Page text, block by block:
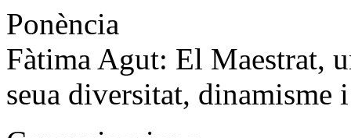
Ponència
Fàtima Agut: El Maestrat,
seua diversitat, dinamisme